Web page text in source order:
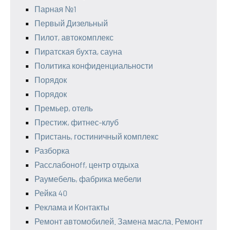
Парная №1
Первый Дизельный
Пилот, автокомплекс
Пиратская бухта, сауна
Политика конфиденциальности
Порядок
Порядок
Премьер, отель
Престиж, фитнес-клуб
Пристань, гостиничный комплекс
Разборка
Расслабоноff, центр отдыха
Раумебель, фабрика мебели
Рейка 40
Реклама и Контакты
Ремонт автомобилей. Замена масла. Ремонт